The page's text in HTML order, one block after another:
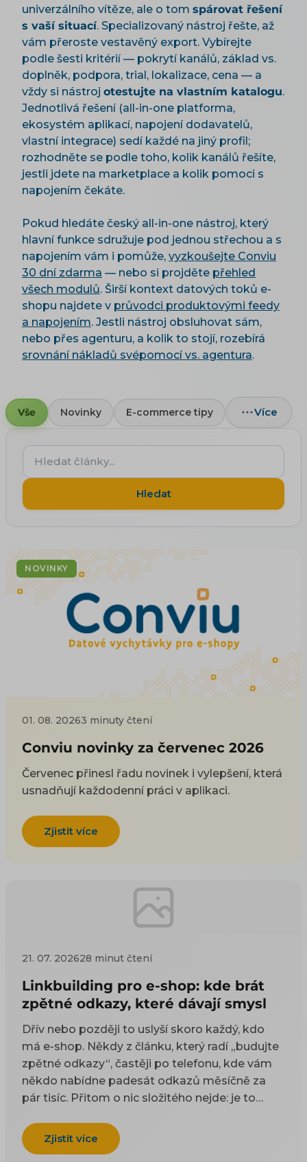
univerzálního vítěze, ale o tom spárovat řešení
s vaší situací. Specializovaný nástroj řešte, až
vám přeroste vestavěný export. Vybírejte
podle šesti kritérií — pokrytí kanálů, základ vs.
doplněk, podpora, trial, lokalizace, cena — a
vždy si nástroj otestujte na vlastním katalogu.
Jednotlivá řešení (all-in-one platforma,
ekosystém aplikací, napojení dodavatelů,
vlastní integrace) sedí každé na jiný profil;
rozhodněte se podle toho, kolik kanálů řešíte,
jestli jdete na marketplace a kolik pomoci s
napojením čekáte.
Pokud hledáte český all-in-one nástroj, který
hlavní funkce sdružuje pod jednou střechou a s
napojením vám i pomůže, vyzkoušejte Conviu
30 dní zdarma — nebo si projděte přehled
všech modulů. Širší kontext datových toků e-
shopu najdete v průvodci produktovými feedy
a napojením. Jestli nástroj obsluhovat sám,
nebo přes agenturu, a kolik to stojí, rozebírá
srovnání nákladů svépomocí vs. agentura.
Vše Novinky E-commerce tipy Více
Hledat
články...
Hledat
NOVINKY
01. 08. 20263 minuty čtení
Conviu novinky za červenec 2026
Červenec přinesl řadu novinek i vylepšení, která
usnadňují každodenní práci v aplikaci.
Zjistit více
21. 07. 202628 minut čtení
Linkbuilding pro e-shop: kde brát
zpětné odkazy, které dávají smysl
Dřív nebo později to uslyší skoro každý, kdo
má e-shop. Někdy z článku, který radí „budujte
zpětné odkazy“, častěji po telefonu, kde vám
někdo nabídne padesát odkazů měsíčně za
pár tisíc. Přitom o nic složitého nejde: je to
odkazy odjakživa bere jako doporučení — čím
víc důvěryhodných webů na vás ukazuje, tím
Zjistit více